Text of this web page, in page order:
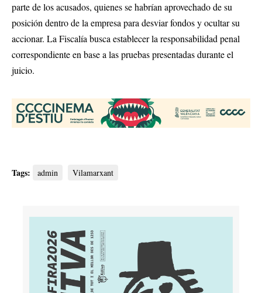
parte de los acusados, quienes se habrían aprovechado de su
posición dentro de la empresa para desviar fondos y ocultar su
accionar. La Fiscalía busca establecer la responsabilidad penal
correspondiente en base a las pruebas presentadas durante el
juicio.
Tags: admin Vilamarxant